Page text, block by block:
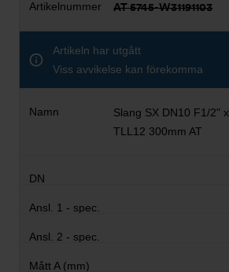
AT 5745-W31191103
Artikeln har utgått
Viss avvikelse kan förekomma
Slang SX DN10 F1/2" x
TLL12 300mm AT